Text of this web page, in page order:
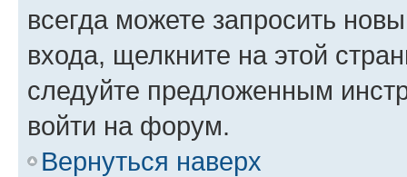
всегда можете запросить
входа, щелкните на этой
следуйте предложенным
войти на форум.
Вернуться наверх